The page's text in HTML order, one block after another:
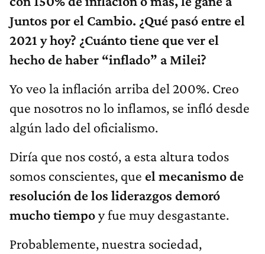
Juntos por el Cambio. ¿Qué pasó entre el
2021 y hoy? ¿Cuánto tiene que ver el
hecho de haber “inflado” a Milei?
Yo veo la inflación arriba del 200%. Creo
que nosotros no lo inflamos, se infló desde
algún lado del oficialismo.
Diría que nos costó, a esta altura todos
somos conscientes, que el mecanismo de
resolución de los liderazgos demoró
mucho tiempoy fue muy desgastante.
Probablemente, nuestra sociedad,